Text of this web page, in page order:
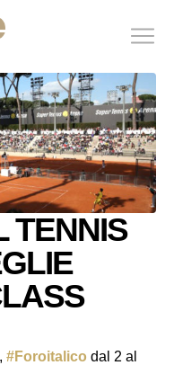
TENNIS
‪#‎Foroitalico‬ dal 2 al